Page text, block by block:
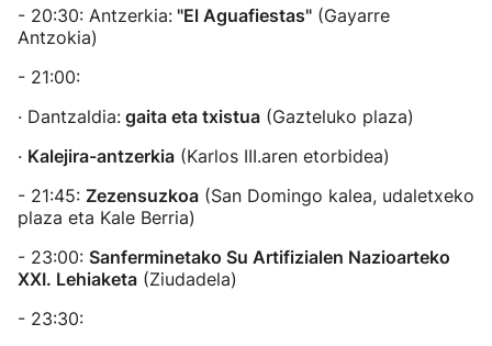
- 20:30: Antzerkia: "El Aguafiestas" (Gayarre
Antzokia)
- 21:00:
· Dantzaldia: gaita eta txistua (Gazteluko plaza)
· Kalejira-antzerkia (Karlos III.aren etorbidea)
- 21:45: Zezensuzkoa (San Domingo kalea, udaletxeko
plaza eta Kale Berria)
- 23:00: Sanferminetako Su Artifizialen Nazioarteko
XXI. Lehiaketa (Ziudadela)
- 23:30: